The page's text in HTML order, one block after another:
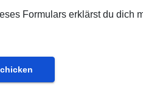
Formulars erklärst du dich